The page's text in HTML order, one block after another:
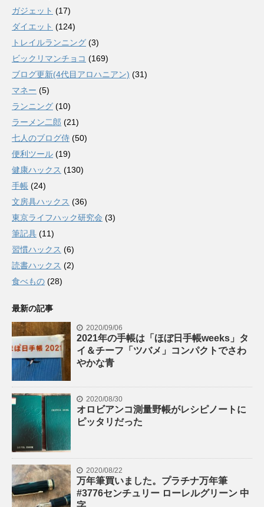
ガジェット (17)
ダイエット (124)
トレイルランニング (3)
ビックリマンチョコ (169)
ブログ更新(4代目アロハニアン) (31)
マネー (5)
ランニング (10)
ラーメン二郎 (21)
七人のブログ侍 (50)
便利ツール (19)
健康ハックス (130)
手帳 (24)
文房具ハックス (36)
東京ライフハック研究会 (3)
筆記具 (11)
習慣ハックス (6)
読書ハックス (2)
食べもの (28)
最新の記事
2020/09/06
2021年の手帳は「ほぼ日手帳weeks」タ
イ＆チーフ「ツバメ」コンパクトでさわ
やかな青
2020/08/30
オロビアンコ測量野帳がレシピノートに
ピッタリだった
2020/08/22
万年筆買いました。プラチナ万年筆
#3776センチュリー ローレルグリーン 中